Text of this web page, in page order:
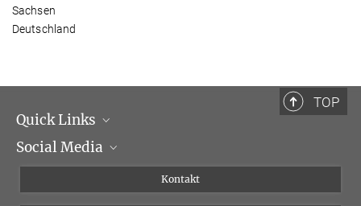
Sachsen
Deutschland
TOP
Quick Links
Institutsleitung
Social Media
Kontakt